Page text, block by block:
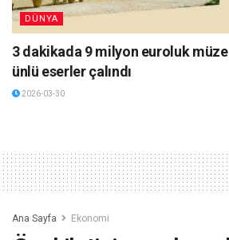
DÜNYA
3 dakikada 9 milyon euroluk müze
ünlü eserler çalındı
2026-03-30
Ana Sayfa Ekonomi